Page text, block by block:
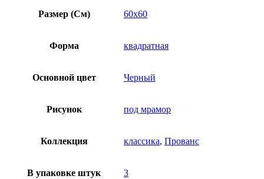
Размер (См) 60х60
Форма квадратная
Основной цвет Черный
Рисунок под мрамор
Коллекция классика, Прованс
В упаковке штук 3